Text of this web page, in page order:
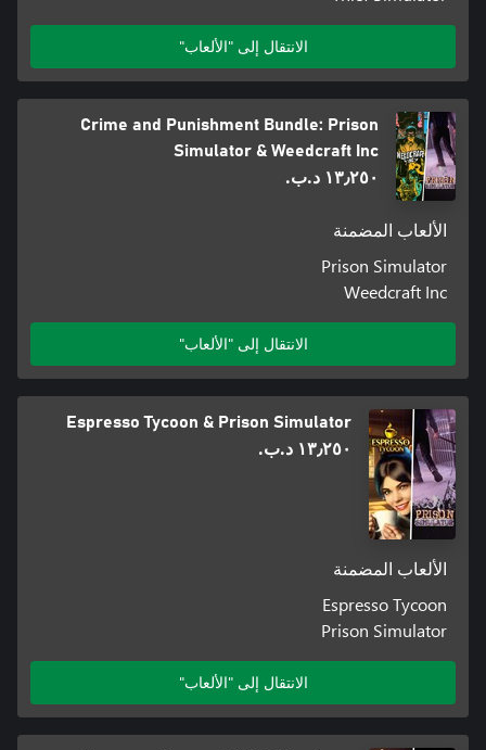
الانتقال إلى "الألعاب"
Crime and Punishment Bundle: Prison
Simulator & Weedcraft Inc
١٣٫٢٥٠ د.ب.‏
الألعاب المضمنة
Prison Simulator
Weedcraft Inc
الانتقال إلى "الألعاب"
Espresso Tycoon & Prison Simulator
١٣٫٢٥٠ د.ب.‏
الألعاب المضمنة
Espresso Tycoon
Prison Simulator
الانتقال إلى "الألعاب"